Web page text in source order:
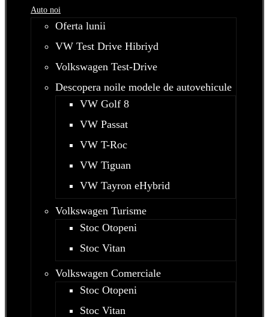
Auto noi
Oferta lunii
VW Test Drive Hibriyd
Volkswagen Test-Drive
Descopera noile modele de autovehicule
VW Golf 8
VW Passat
VW T-Roc
VW Tiguan
VW Tayron eHybrid
Volkswagen Turisme
Stoc Otopeni
Stoc Vitan
Volkswagen Comerciale
Stoc Otopeni
Stoc Vitan